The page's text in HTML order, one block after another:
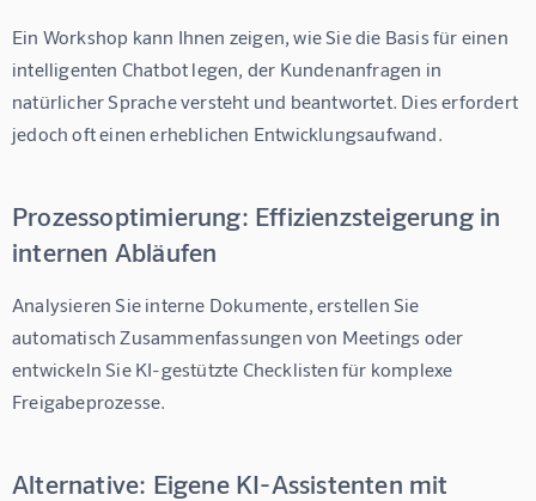
Ein Workshop kann Ihnen zeigen, wie Sie die Basis für einen
intelligenten Chatbot legen, der Kundenanfragen in
natürlicher Sprache versteht und beantwortet. Dies erfordert
jedoch oft einen erheblichen Entwicklungsaufwand.
Prozessoptimierung: Effizienzsteigerung in
internen Abläufen
Analysieren Sie interne Dokumente, erstellen Sie
automatisch Zusammenfassungen von Meetings oder
entwickeln Sie KI-gestützte Checklisten für komplexe
Freigabeprozesse.
Alternative: Eigene KI-Assistenten mit